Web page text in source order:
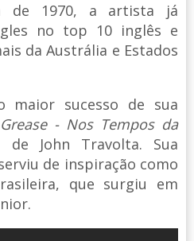
de 1970, a artista já
no top 10 inglês e
da Austrália e Estados
maior sucesso de sua
Grease - Nos Tempos da
John Travolta. Sua
de inspiração como
que surgiu em